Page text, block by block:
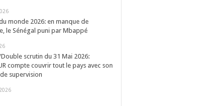
monde 2026: en manque de
le Sénégal puni par Mbappé
scrutin du 31 Mai 2026:
compte couvrir tout le pays avec son
supervision